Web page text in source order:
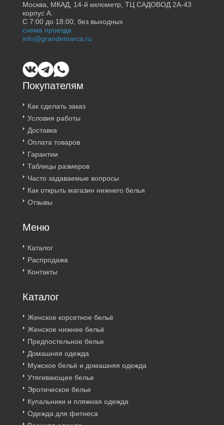
Покупателям
Как сделать заказ
Условия работы
Доставка
Оплата товаров
Гарантии
Таблицы размеров
Часто задаваемые вопросы
Как открыть магазин нижнего белья
Отзывы
Меню
Каталог
Распродажа
Контакты
Каталог
Женское корсетное бельё
Женское нижнее бельё
Предпостельное белье
Домашняя одежда
Мужское бельё и домашняя одежда
Утягивающее белье
Эротическое белье
Купальники и пляжная одежда
Одежда для фитнеса
Москва, МКАД, 14-й километр, ТЦ САДОВОД 2А-43
корпус А.
С 7:00 до 18:00, без выходных
схема проезда
info@grandemarca.ru